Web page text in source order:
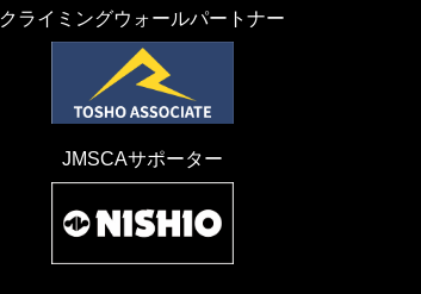
クライミングウォールパートナー
JMSCAサポーター